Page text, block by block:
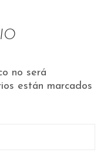
no será
están marcados